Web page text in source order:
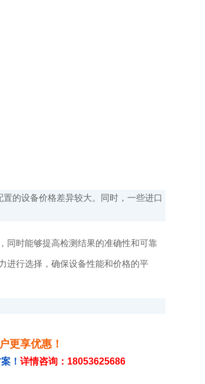
的设备价格差异较大。同时，一些进口
同时能够提高检测结果的准确性和可靠
进行选择，确保设备性能和价格的平
更享优惠！
！ 详情咨询：18053625686